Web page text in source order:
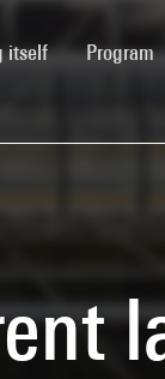
itself(current)Program